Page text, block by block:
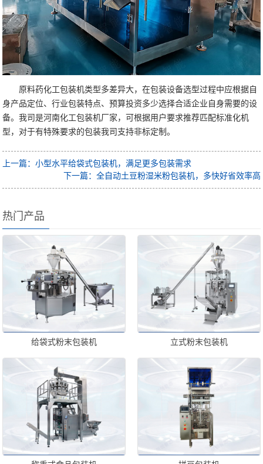
原料药化工包装机类型多差异大，在包装设备选型过程中应根据自
身产品定位、行业包装特点、预算投资多少选择合适企业自身需要的设
备。我司是河南化工包装机厂家，可根据用户要求推荐匹配标准化机
型，对于有特殊要求的包装我司支持非标定制。
上一篇：小型水平给袋式包装机，满足更多包装需求
下一篇：全自动土豆粉湿米粉包装机，多快好省效率高
热门产品
给袋式粉末包装机 立式粉末包装机